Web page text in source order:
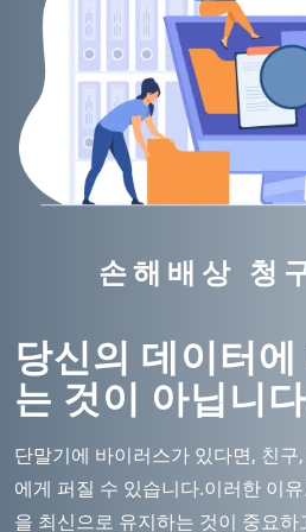
손해배상 청
당신의 데이터
는 것이 아닙니
단말기에 바이러스가 있다면, 친
에게 퍼질 수 있습니다.이러한 이
을 최신으로 유지하는 것이 중요하